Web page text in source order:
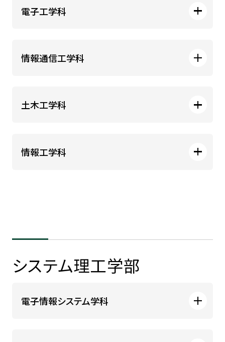
電子工学科
情報通信工学科
土木工学科
情報工学科
システム理工学部
電子情報システム学科